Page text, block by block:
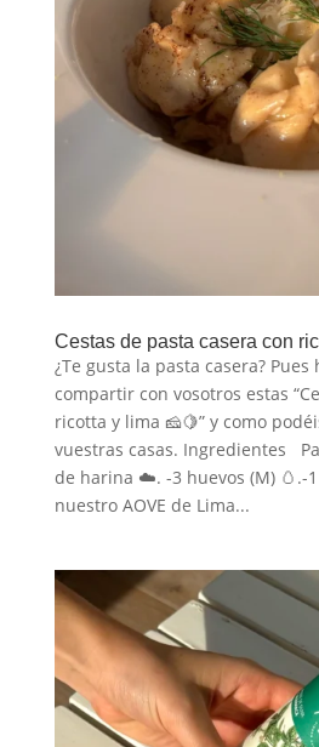
Cestas de pasta casera con
¿Te gusta la pasta casera?
compartir con vosotros estas
ricotta y lima 🧀🍋” y como
vuestras casas. Ingredientes
de harina ☁️. -3 huevos (M) 🥚.-
nuestro AOVE de Lima...